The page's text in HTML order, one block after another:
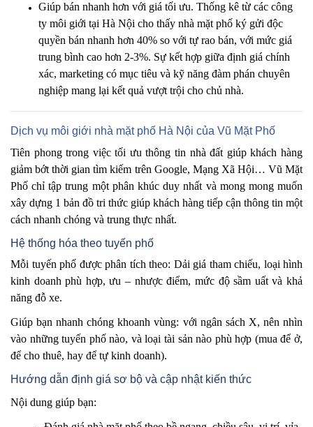
Giúp bán nhanh hơn với giá tối ưu. Thống kê từ các công
ty môi giới tại Hà Nội cho thấy nhà mặt phố ký gửi độc
quyền bán nhanh hơn 40% so với tự rao bán, với mức giá
trung bình cao hơn 2-3%. Sự kết hợp giữa định giá chính
xác, marketing có mục tiêu và kỹ năng đàm phán chuyên
nghiệp mang lại kết quả vượt trội cho chủ nhà.
Dịch vụ môi giới nhà mặt phố Hà Nội của Vũ Mặt Phố
Tiên phong trong việc tối ưu thông tin nhà đất giúp khách hàng
giảm bớt thời gian tìm kiếm trên Google, Mạng Xã Hội… Vũ Mặt
Phố chỉ tập trung một phân khúc duy nhất và mong mong muốn
xây dựng 1 bản đồ tri thức giúp khách hàng tiếp cận thông tin một
cách nhanh chóng và trung thực nhất.
Hệ thống hóa theo tuyến phố
Mỗi tuyến phố được phân tích theo: Dải giá tham chiếu, loại hình
kinh doanh phù hợp, ưu – nhược điểm, mức độ sầm uất và khả
năng đỗ xe.
Giúp bạn nhanh chóng khoanh vùng: với ngân sách X, nên nhìn
vào những tuyến phố nào, và loại tài sản nào phù hợp (mua để ở,
để cho thuê, hay để tự kinh doanh).
Hướng dẫn định giá sơ bộ và cập nhật kiến thức
Nội dung giúp bạn: